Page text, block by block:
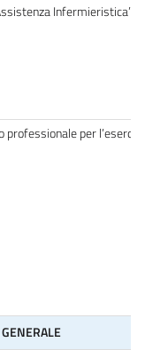
Infermieristica”
professionale per